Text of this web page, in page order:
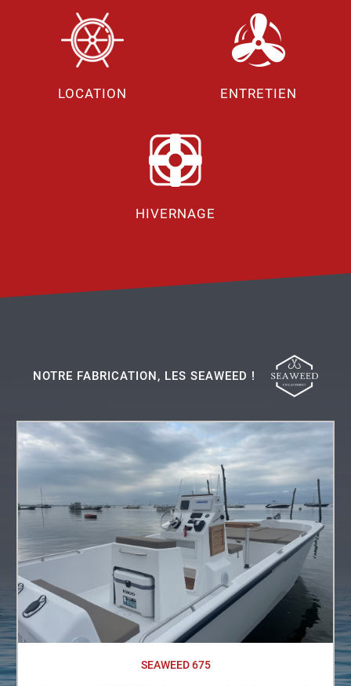
LOCATION ENTRETIEN
HIVERNAGE
NOTRE FABRICATION, LES SEAWEED !
SEAWEED 675